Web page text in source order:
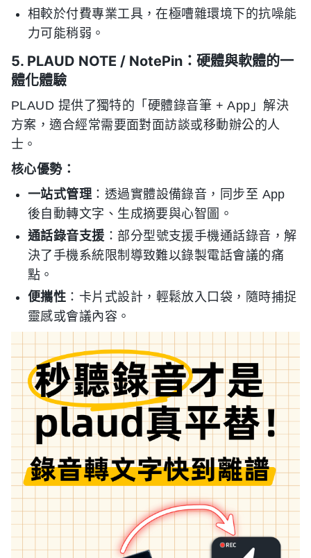
相較於付費專業工具，在極嘈雜環境下的抗噪能
力可能稍弱。
5. PLAUD NOTE / NotePin：硬體與軟體的一
體化體驗
PLAUD 提供了獨特的「硬體錄音筆 + App」解決
方案，適合經常需要面對面訪談或移動辦公的人
士。
核心優勢：
一站式管理：透過實體設備錄音，同步至 App
後自動轉文字、生成摘要與心智圖。
通話錄音支援 ：部分型號支援手機通話錄音，解
決了手機系統限制導致難以錄製電話會議的痛
點。
便攜性 ：卡片式設計，輕鬆放入口袋，隨時捕捉
靈感或會議內容。